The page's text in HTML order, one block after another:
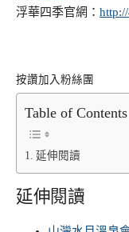
浮華四季官網：
按讚加入粉絲團
Table of Contents
延伸閱讀
延伸閱讀